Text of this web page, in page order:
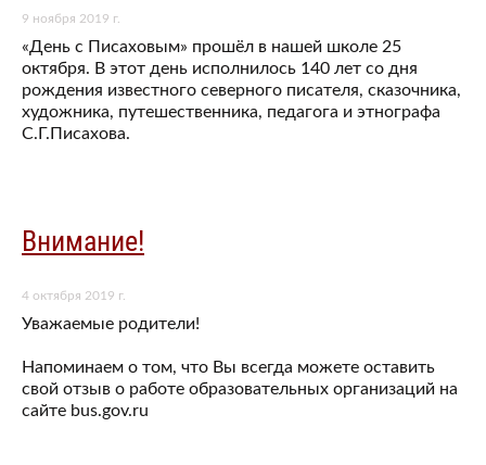
9 ноября 2019 г.
«День с Писаховым» прошёл в нашей школе 25
октября. В этот день исполнилось 140 лет со дня
рождения известного северного писателя, сказочника,
художника, путешественника, педагога и этнографа
С.Г.Писахова.
Внимание!
4 октября 2019 г.
Уважаемые родители!
Напоминаем о том, что Вы всегда можете оставить
свой отзыв о работе образовательных организаций на
сайте bus.gov.ru